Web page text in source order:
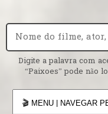
Digite a palavra com
“Paixoes” pode não